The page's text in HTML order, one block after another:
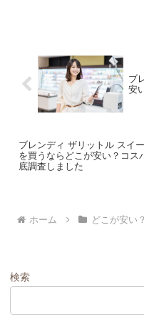
ブ
安
ブレンディ ザリットル スイ
を買うならどこが安い？コス
底調査しました
ホーム どこが安い
検索